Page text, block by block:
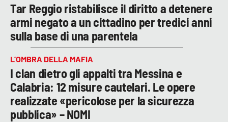
Tar Reggio ristabilisce il diritto a detenere
armi negato a un cittadino per tredici anni
sulla base di una parentela
L’OMBRA DELLA MAFIA
I clan dietro gli appalti tra Messina e
Calabria: 12 misure cautelari. Le opere
realizzate «pericolose per la sicurezza
pubblica» – NOMI